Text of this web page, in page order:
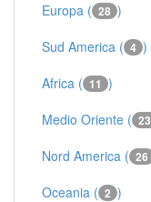
Europa ( 28 )
Sud America ( 4 )
Africa ( 11 )
Medio Oriente ( 23
Nord America ( 26
Oceania ( 2 )